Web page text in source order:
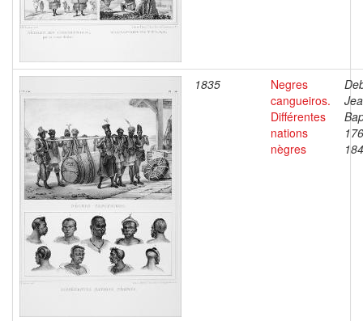
1835
Negres
cangueiros.
Différentes
nations
nègres